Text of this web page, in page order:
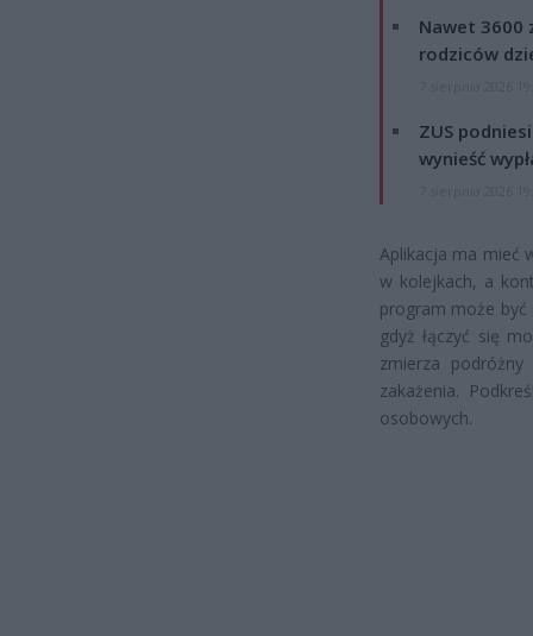
Nawet 3600
rodziców
ZUS
wynieść
Aplikacja ma mieć
w kolejkach, a
program może być
gdyż łączyć się
zmierza
zakażenia.
osobowych.